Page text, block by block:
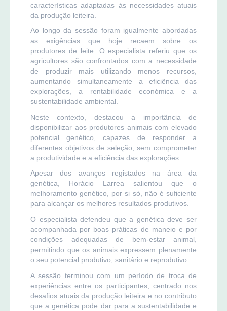
características adaptadas às necessidades atuais
da produção leiteira.
Ao longo da sessão foram igualmente abordadas
as exigências que hoje recaem sobre os
produtores de leite. O especialista referiu que os
agricultores são confrontados com a necessidade
de produzir mais utilizando menos recursos,
aumentando simultaneamente a eficiência das
explorações, a rentabilidade económica e a
sustentabilidade ambiental.
Neste contexto, destacou a importância de
disponibilizar aos produtores animais com elevado
potencial genético, capazes de responder a
diferentes objetivos de seleção, sem comprometer
a produtividade e a eficiência das explorações.
Apesar dos avanços registados na área da
genética, Horácio Larrea salientou que o
melhoramento genético, por si só, não é suficiente
para alcançar os melhores resultados produtivos.
O especialista defendeu que a genética deve ser
acompanhada por boas práticas de maneio e por
condições adequadas de bem-estar animal,
permitindo que os animais expressem plenamente
o seu potencial produtivo, sanitário e reprodutivo.
A sessão terminou com um período de troca de
experiências entre os participantes, centrado nos
desafios atuais da produção leiteira e no contributo
que a genética pode dar para a sustentabilidade e